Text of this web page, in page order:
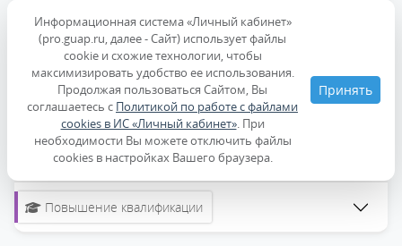
Индивидуальные достижения
Публикации
Дисциплины
Образование
Повышение квалификации
Информационная система «Личный кабинет»
(pro.guap.ru, далее - Сайт) использует файлы
cookie и схожие технологии, чтобы
максимизировать удобство ее использования.
Продолжая пользоваться Сайтом, Вы
соглашаетесь с Политикой по работе с файлами
cookies в ИС «Личный кабинет». При
необходимости Вы можете отключить файлы
cookies в настройках Вашего браузера.
Принять